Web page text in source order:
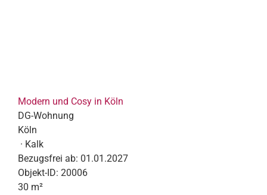
Modern und Cosy in Köln
DG-Wohnung
Köln
· Kalk
Bezugsfrei ab: 01.01.2027
Objekt-ID: 20006
30 m²